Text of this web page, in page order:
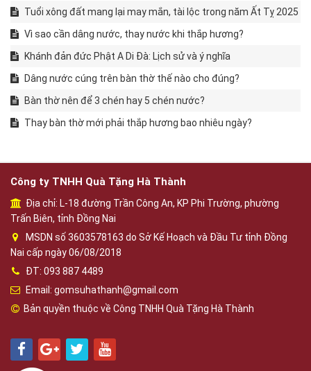
Tuổi xông đất mang lại may mắn, tài lộc trong năm Ất Tỵ 2025
Vì sao cần dâng nước, thay nước khi thắp hương?
Khánh đản đức Phật A Di Đà: Lịch sử và ý nghĩa
Dâng nước cúng trên bàn thờ thế nào cho đúng?
Bàn thờ nên để 3 chén hay 5 chén nước?
Thay bàn thờ mới phải thắp hương bao nhiêu ngày?
Công ty TNHH Quà Tặng Hà Thành
Địa chỉ: L-18 đường Trần Công An, KP Phi Trường, phường
Trấn Biên, tỉnh Đồng Nai
MSDN số 3603578163 do Sở Kế Hoạch và Đầu Tư tỉnh Đồng
Nai cấp ngày 06/08/2018
ĐT: 093 887 4489
Email: gomsuhathanh@gmail.com
Bản quyền thuộc về Công TNHH Quà Tặng Hà Thành